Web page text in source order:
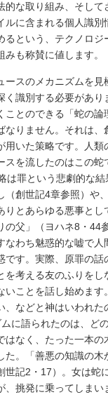
的な取り組み、そして
ルに含まれる個人識別
るという、テクノロジ
みも称賛に値します。
スのメカニズムを見
く識別する必要があり
ことのできる「蛇の論
なりません。それは、
用いた策略です。人類
スを流したのはこの蛇
は罪という悲劇的な
（創世記4章参照）や
りとあらゆる悪事とし
の父」（ヨハネ8・44
なわち魅惑的な嘘で人
です。実際、原罪の話
を考える友のふりをし
いことを話し始めます
、などと神はいわれた
に語られたのは、ど
はなく、たった一本の
た。「善悪の知識の木
世記2・17）。女は蛇
、挑発に乗ってしまい